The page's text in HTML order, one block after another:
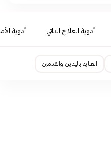
أدوية العلاج الذاتي أدوية
العناية باليدين والقدمين